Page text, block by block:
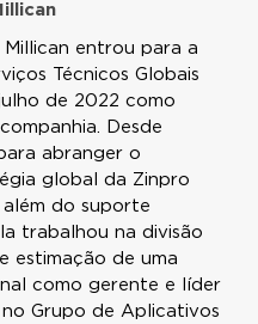
entrou para a
Técnicos Globais
de 2022 como
Desde
abranger o
global da Zinpro
além do suporte
trabalhou na divisão
estimação de uma
como gerente e líder
Grupo de Aplicativos